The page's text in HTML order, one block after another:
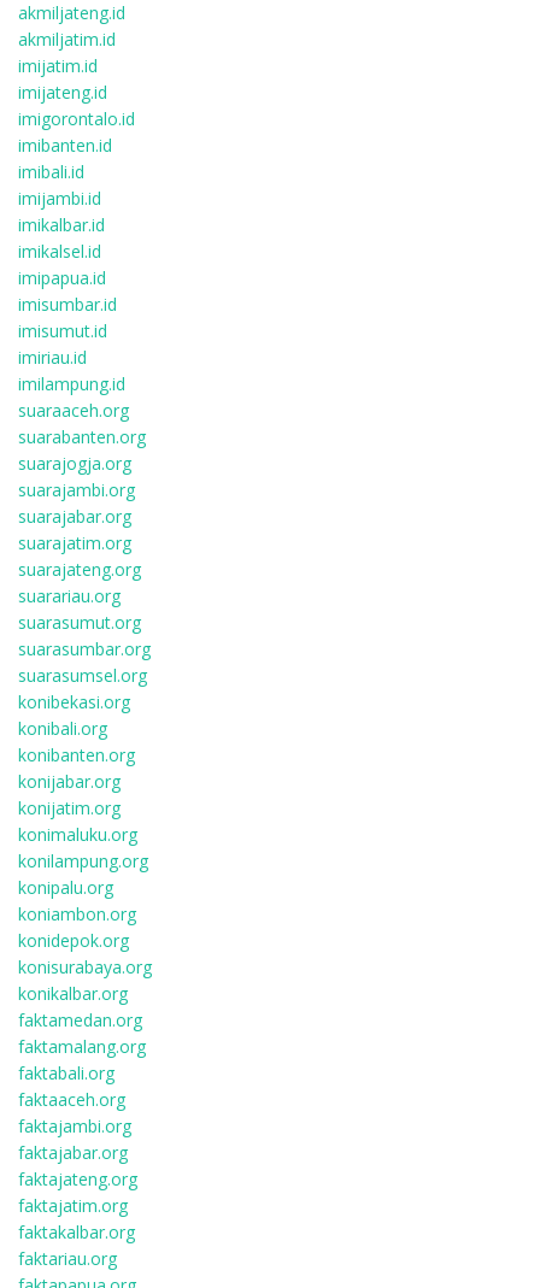
akmiljateng.id
akmiljatim.id
imijatim.id
imijateng.id
imigorontalo.id
imibanten.id
imibali.id
imijambi.id
imikalbar.id
imikalsel.id
imipapua.id
imisumbar.id
imisumut.id
imiriau.id
imilampung.id
suaraaceh.org
suarabanten.org
suarajogja.org
suarajambi.org
suarajabar.org
suarajatim.org
suarajateng.org
suarariau.org
suarasumut.org
suarasumbar.org
suarasumsel.org
konibekasi.org
konibali.org
konibanten.org
konijabar.org
konijatim.org
konimaluku.org
konilampung.org
konipalu.org
koniambon.org
konidepok.org
konisurabaya.org
konikalbar.org
faktamedan.org
faktamalang.org
faktabali.org
faktaaceh.org
faktajambi.org
faktajabar.org
faktajateng.org
faktajatim.org
faktakalbar.org
faktariau.org